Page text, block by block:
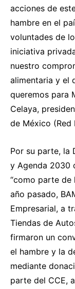
acciones de
hambre en el
voluntades de
iniciativa
nuestro
alimentaria y el
queremos para
Celaya,
de México (Red
Por su parte, la
y Agenda 2030
“como parte de
año pasado,
Empresarial, a
Tiendas de
firmaron un
el hambre y la
mediante
parte del CCE,